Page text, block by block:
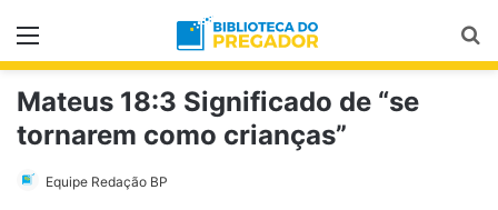
Menu
Mateus 18:3 Significado de “se
tornarem como crianças”
Equipe Redação BP